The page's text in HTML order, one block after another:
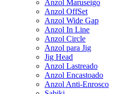
Anzol Maruseigo
Anzol OffSet
Anzol Wide Gap
Anzol In Line
Anzol Circle
Anzol para Jig
Jig Head
Anzol Lastreado
Anzol Encastoado
Anzol Anti-Enrosco